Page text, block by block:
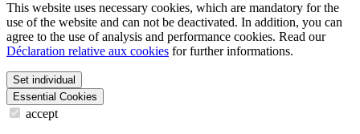
This website uses necessary cookies, which are mandatory for the
use of the website and can not be deactivated. In addition, you can
agree to the use of analysis and performance cookies. Read our
Déclaration relative aux cookies for further informations.
Set individual
Essential Cookies
accept